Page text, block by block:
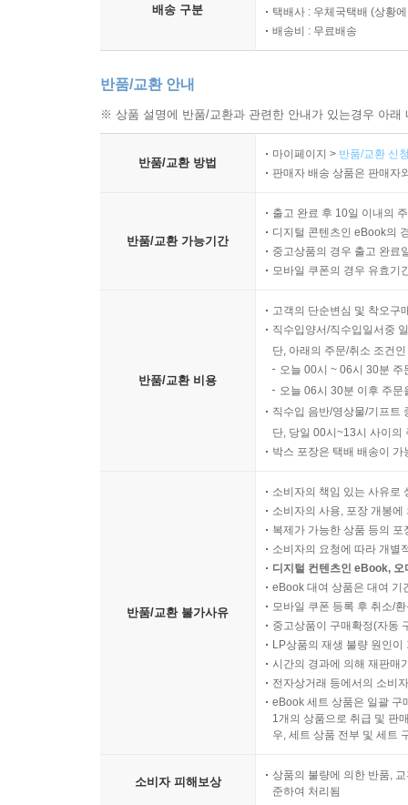
배송 구분
택배사 : 우체국택배 (상황
배송비 : 무료배송
반품/교환 안내
※ 상품 설명에 반품/교환과 관련한 안내가 있는경우 아
반품/교환 방법
마이페이지 > 반품/교환 신
판매자 배송 상품은 판매자
반품/교환 가능기간
출고 완료 후 10일 이내의
디지털 콘텐츠인 eBook의
중고상품의 경우 출고 완료
모바일 쿠폰의 경우 유효기
반품/교환 비용
고객의 단순변심 및 착오구
직수입양서/직수입일서중
단, 아래의 주문/취소 조건
오늘 00시 ~ 06시 30분
오늘 06시 30분 이후 주
직수입 음반/영상물/기프트
단, 당일 00시~13시 사이의
박스 포장은 택배 배송이
반품/교환 불가사유
소비자의 책임 있는 사유로
소비자의 사용, 포장 개봉
복제가 가능한 상품 등의
소비자의 요청에 따라 개별
디지털 컨텐츠인 eBook,
eBook 대여 상품은 대여 기
모바일 쿠폰 등록 후 취소/
중고상품이 구매확정(자동
LP상품의 재생 불량 원인
시간의 경과에 의해 재판매
전자상거래 등에서의 소비
eBook 세트 상품은 일괄 구
1개의 상품으로 취급 및 판
우, 세트 상품 전부 및 세트
소비자 피해보상
상품의 불량에 의한 반품,
준하여 처리됨